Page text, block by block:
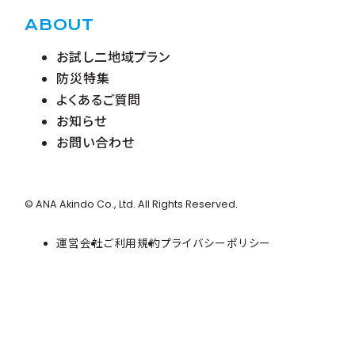
ABOUT
お試し二地域プラン
防災特集
よくあるご質問
お知らせ
お問い合わせ
© ANA Akindo Co., Ltd. All Rights Reserved.
運営会社ご利用規約プライバシーポリシー